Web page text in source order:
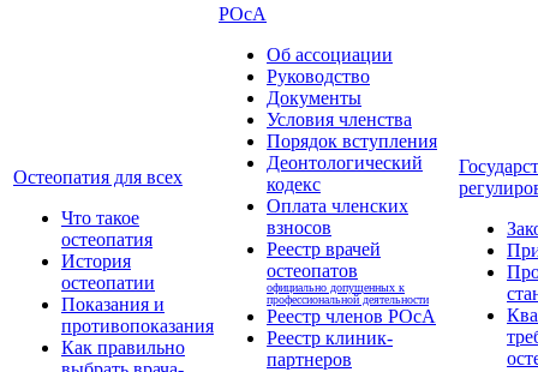
Остеопатия для всех
Что такое
остеопатия
История
остеопатии
Показания и
противопоказания
Как правильно
РОсА
Об ассоциации
Руководство
Документы
Условия членства
Порядок вступления
Деонтологический
кодекс
Оплата членских
взносов
Реестр врачей
остеопатов
официально допущенных к
профессиональной деятельности
Реестр членов РОсА
Реестр клиник-
партнеров